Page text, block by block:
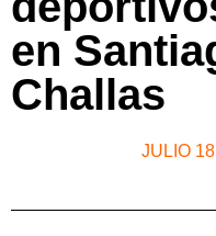
en
Challas
JULIO